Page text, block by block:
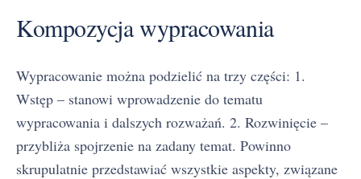
Kompozycja wypracowania
Wypracowanie można podzielić na trzy części: 1.
Wstęp – stanowi wprowadzenie do tematu
wypracowania i dalszych rozważań. 2. Rozwinięcie –
przybliża spojrzenie na zadany temat. Powinno
skrupulatnie przedstawiać wszystkie aspekty, związane